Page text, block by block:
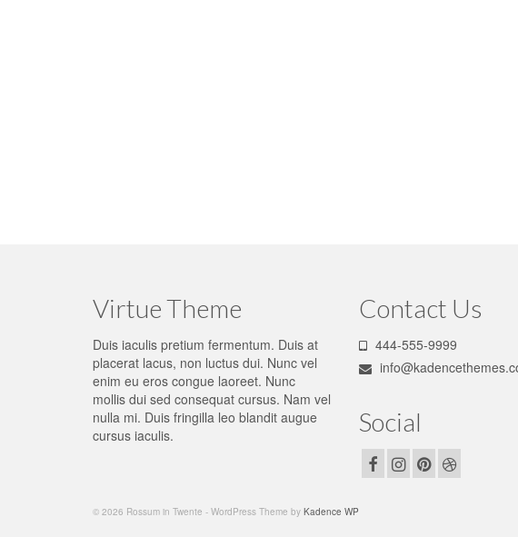
Virtue Theme
Duis iaculis pretium fermentum. Duis at
placerat lacus, non luctus dui. Nunc vel
enim eu eros congue laoreet. Nunc
mollis dui sed consequat cursus. Nam vel
nulla mi. Duis fringilla leo blandit augue
cursus iaculis.
Contact Us
444-555-9999
Social
© 2026 Rossum in Twente - WordPress Theme by Kadence WP